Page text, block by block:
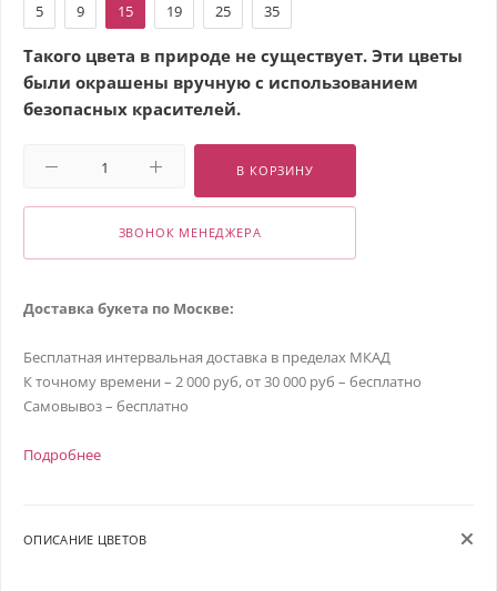
5
9 15 19 25 35
Такого цвета в природе не существует. Эти цветы
были окрашены вручную с использованием
безопасных красителей.
В КОРЗИНУ
ЗВОНОК МЕНЕДЖЕРА
Доставка букета по Москве:
Бесплатная интервальная доставка в пределах МКАД
К точному времени – 2 000 руб, от 30 000 руб – бесплатно
Самовывоз – бесплатно
Подробнее
ОПИСАНИЕ ЦВЕТОВ